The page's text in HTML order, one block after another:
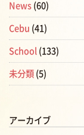
News (60)
Cebu (41)
School (133)
未分類 (5)
アーカイブ